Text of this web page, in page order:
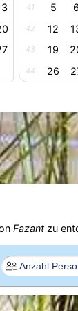
41 5 6
42 12
43 19
44 26
Fazantzu